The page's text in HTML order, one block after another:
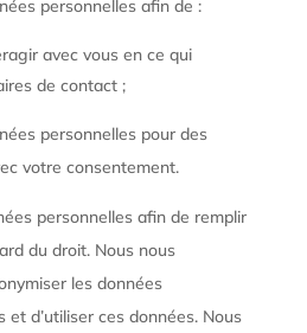
personnelles afin de :
avec vous en ce qui
de contact ;
personnelles pour des
votre consentement.
personnelles afin de remplir
du droit. Nous nous
les données
et d’utiliser ces données. Nous